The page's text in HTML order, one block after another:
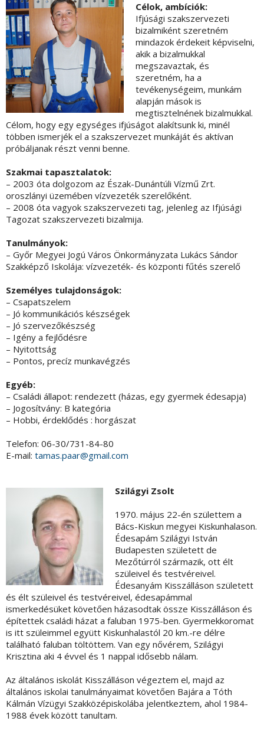
Célok, ambíciók:
Ifjúsági szakszervezeti
bizalmiként szeretném
mindazok érdekeit képviselni,
akik a bizalmukkal
megszavaztak, és
szeretném, ha a
tevékenységeim, munkám
alapján mások is
megtisztelnének bizalmukkal.
Célom, hogy egy egységes ifjúságot alakítsunk ki, minél
többen ismerjék el a szakszervezet munkáját és aktívan
próbáljanak részt venni benne.
Szakmai tapasztalatok:
– 2003 óta dolgozom az Észak-Dunántúli Vízmű Zrt.
oroszlányi üzemében vízvezeték szerelőként.
– 2008 óta vagyok szakszervezeti tag, jelenleg az Ifjúsági
Tagozat szakszervezeti bizalmija.
Tanulmányok:
– Győr Megyei Jogú Város Önkormányzata Lukács Sándor
Szakképző Iskolája: vízvezeték- és központi fűtés szerelő
Személyes tulajdonságok:
– Csapatszelem
– Jó kommunikációs készségek
– Jó szervezőkészség
– Igény a fejlődésre
– Nyitottság
– Pontos, precíz munkavégzés
Egyéb:
– Családi állapot: rendezett (házas, egy gyermek édesapja)
– Jogosítvány: B kategória
– Hobbi, érdeklődés : horgászat
Telefon: 06-30/731-84-80
E-mail: tamas.paar@gmail.com
Szilágyi Zsolt
1970. május 22-én születtem a
Bács-Kiskun megyei Kiskunhalason.
Édesapám Szilágyi István
Budapesten született de
Mezőtúrról származik, ott élt
szüleivel és testvéreivel.
Édesanyám Kisszálláson született
és élt szüleivel és testvéreivel, édesapámmal
ismerkedésüket követően házasodtak össze Kisszálláson és
építettek családi házat a faluban 1975-ben. Gyermekkoromat
is itt szüleimmel együtt Kiskunhalastól 20 km.-re délre
található faluban töltöttem. Van egy nővérem, Szilágyi
Krisztina aki 4 évvel és 1 nappal idősebb nálam.
Az általános iskolát Kisszálláson végeztem el, majd az
általános iskolai tanulmányaimat követően Bajára a Tóth
Kálmán Vízügyi Szakközépiskolába jelentkeztem, ahol 1984-
1988 évek között tanultam.